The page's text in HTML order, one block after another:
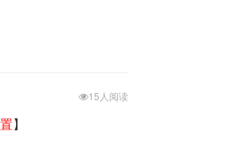
15人阅读
】